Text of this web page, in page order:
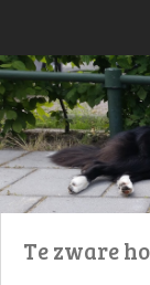
naar
de
hoofdinhoud
Te zware